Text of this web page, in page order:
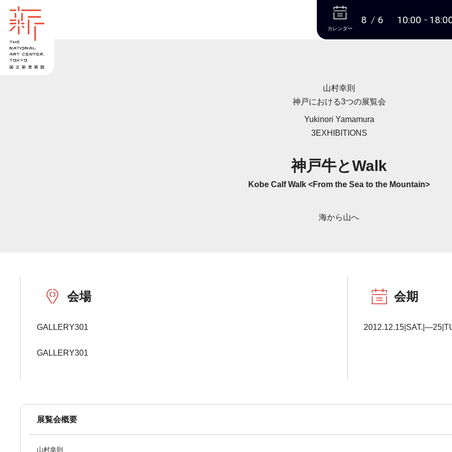
本文へ
カレンダー
8 6 10:00
山村幸則
神戸における3つの展覧会
Yukinori Yamamura
3EXHIBITIONS
神戸牛とWalk
Kobe Calf Walk <From the Sea to the Mountain>
海から山へ
会場
GALLERY301
GALLERY301
会期
展覧会概要
山村幸則